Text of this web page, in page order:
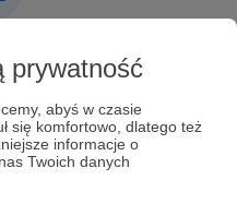
prywatność
abyś w czasie
się komfortowo, dlatego też
informacje o
Twoich danych
żadnych postów